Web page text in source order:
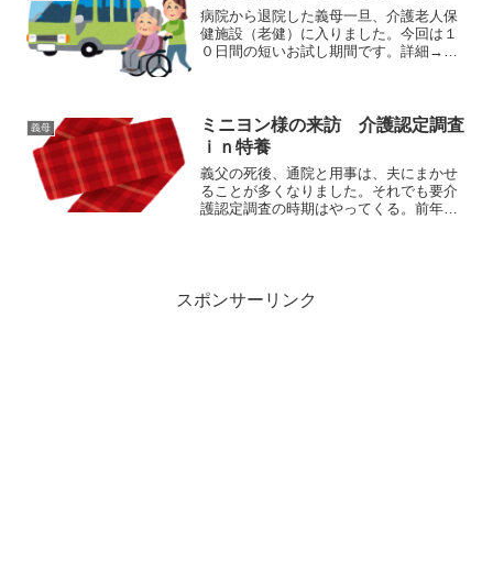
病院から退院した義母一旦、介護老人保
健施設（老健）に入りました。今回は１
０日間の短いお試し期間です。詳細→介
すい場所にある今の老健に...
義母
ミニヨン様の来訪 介護認定調査
ｉｎ特養
義父の死後、通院と用事は、夫にまかせ
ることが多くなりました。それでも要介
護認定調査の時期はやってくる。前年、
スポンサーリンク